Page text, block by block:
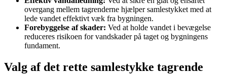
overgang mellem tagrenderne hjælper samlestykket med at
lede vandet effektivt væk fra bygningen.
Forebyggelse af skader: Ved at holde vandet i bevægelse
reduceres risikoen for vandskader på taget og bygningens
fundament.
Valg af det rette samlestykke tagrende